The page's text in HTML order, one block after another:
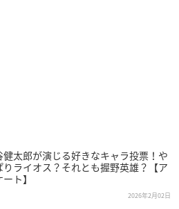
健太郎が演じる好きなキャラ投票！や
りライオス？それとも握野英雄？【ア
ト】
2026年2月02日